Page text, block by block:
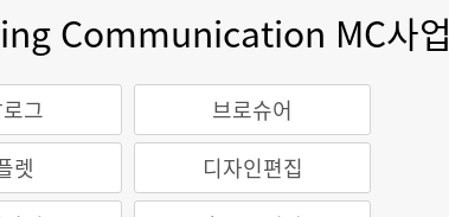
Communication MC사업
그
브로슈어
렛
디자인편집